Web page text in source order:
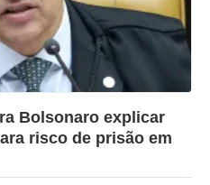
Bolsonaro explicar
risco de prisão em